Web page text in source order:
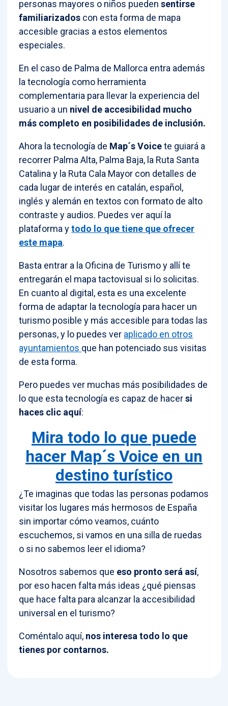
personas mayores o niños puedensentirse
familiarizados con esta forma de mapa
accesible gracias a estos elementos
especiales.
En el caso de Palma de Mallorca entra además
la tecnología como herramienta
complementaria para llevar la experiencia del
usuario a un nivel de accesibilidad mucho
más completo en posibilidades de inclusión.
Ahora la tecnología de Map´s Voicete guiará a
recorrer Palma Alta, Palma Baja, la Ruta Santa
Catalina y la Ruta Cala Mayor con detalles de
cada lugar de interés en catalán, español,
inglés y alemán en textos con formato de alto
contraste y audios. Puedes ver aquí la
plataforma ytodo lo que tiene que ofrecer
este mapa.
Basta entrar a la Oficina de Turismo y allí te
entregarán el mapa tactovisual si lo solicitas.
En cuanto al digital, esta es una excelente
forma de adaptar la tecnología para hacer un
turismo posible y más accesible para todas las
personas, y lo puedes ver aplicado en otros
ayuntamientos que han potenciado sus visitas
de esta forma.
Pero puedes ver muchas más posibilidades de
lo que esta tecnología es capaz de hacersi
haces clic aquí:
Mira todo lo que puede
hacer Map´s Voice en un
destino turístico
¿Te imaginas que todas las personas podamos
visitar los lugares más hermosos de España
sin importar cómo veamos, cuánto
escuchemos, si vamos en una silla de ruedas
o si no sabemos leer el idioma?
Nosotros sabemos que eso pronto será así,
por eso hacen falta más ideas ¿qué piensas
que hace falta para alcanzar la accesibilidad
universal en el turismo?
Coméntalo aquí, nos interesa todo lo que
tienes por contarnos.